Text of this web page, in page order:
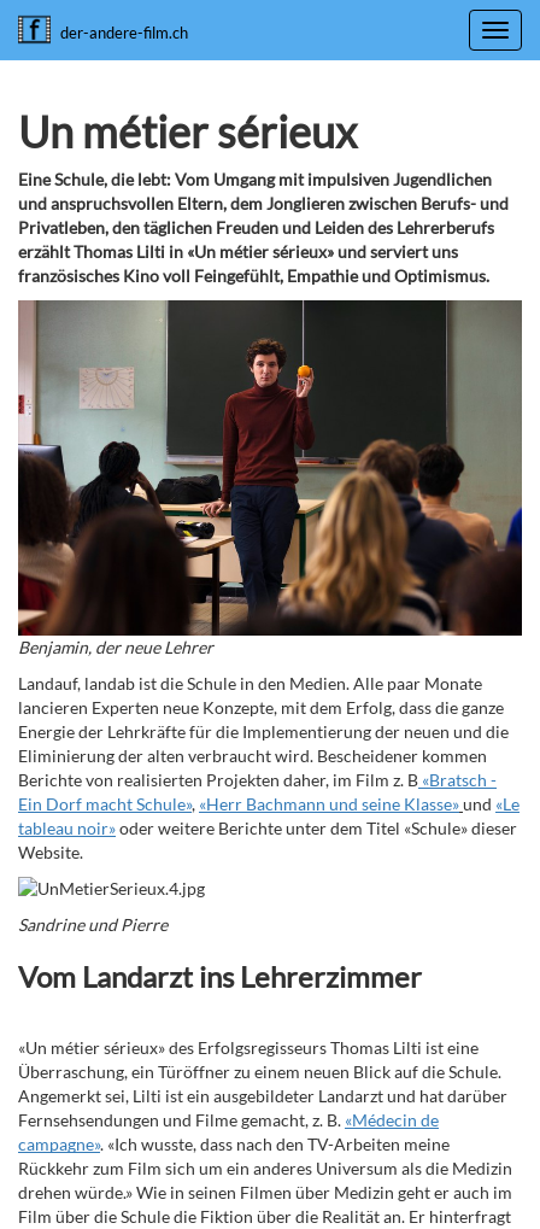
der-andere-film.ch
Un métier sérieux
Eine Schule, die lebt: Vom Umgang mit impulsiven Jugendlichen
und anspruchsvollen Eltern, dem Jonglieren zwischen Berufs- und
Privatleben, den täglichen Freuden und Leiden des Lehrerberufs
erzählt Thomas Lilti in «Un métier sérieux» und serviert uns
französisches Kino voll Feingefühlt, Empathie und Optimismus.
Benjamin, der neue Lehrer
Landauf, landab ist die Schule in den Medien. Alle paar Monate
lancieren Experten neue Konzepte, mit dem Erfolg, dass die ganze
Energie der Lehrkräfte für die Implementierung der neuen und die
Eliminierung der alten verbraucht wird. Bescheidener kommen
Berichte von realisierten Projekten daher, im Film z. B «Bratsch -
Ein Dorf macht Schule», «Herr Bachmann und seine Klasse»und «Le
tableau noir»oder weitere Berichte unter dem Titel «Schule» dieser
Website.
Sandrine und Pierre
Vom Landarzt ins Lehrerzimmer
«Un métier sérieux» des Erfolgsregisseurs Thomas Lilti ist eine
Überraschung, ein Türöffner zu einem neuen Blick auf die Schule.
Angemerkt sei, Lilti ist ein ausgebildeter Landarzt und hat darüber
Fernsehsendungen und Filme gemacht, z. B. «Médecin de
campagne». «Ich wusste, dass nach den TV-Arbeiten meine
Rückkehr zum Film sich um ein anderes Universum als die Medizin
drehen würde.» Wie in seinen Filmen über Medizin geht er auch im
Film über die Schule die Fiktion über die Realität an. Er hinterfragt